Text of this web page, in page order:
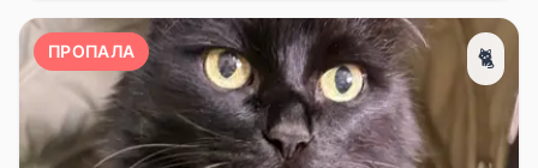
ПРОПАЛА 🐈